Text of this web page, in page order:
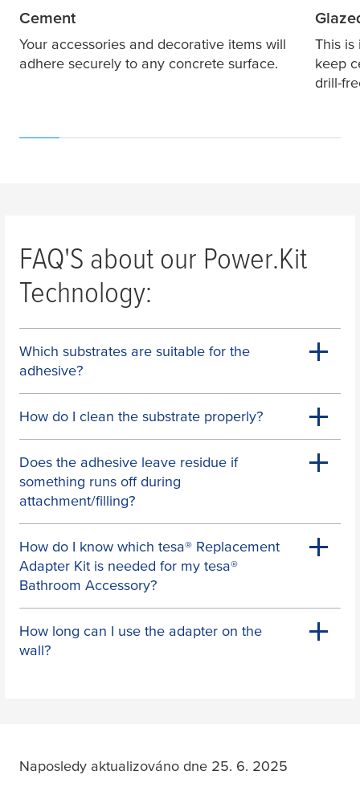
Cement
Your accessories and decorative items will
adhere securely to any concrete surface.
This
keep
drill-
FAQ'S about our Power.Kit
Technology:
Which substrates are suitable for the
adhesive?
How do I clean the substrate properly?
Does the adhesive leave residue if
something runs off during
attachment/filling?
How do I know which tesa® Replacement
Adapter Kit is needed for my tesa®
Bathroom Accessory?
How long can I use the adapter on the
wall?
Naposledy aktualizováno dne 25. 6. 2025